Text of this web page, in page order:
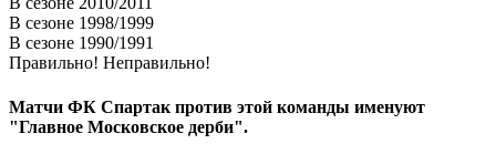
В сезоне 1998/1999
В сезоне 1990/1991
Правильно! Неправильно!
Матчи ФК Спартак против этой команды именуют
"Главное Московское дерби".